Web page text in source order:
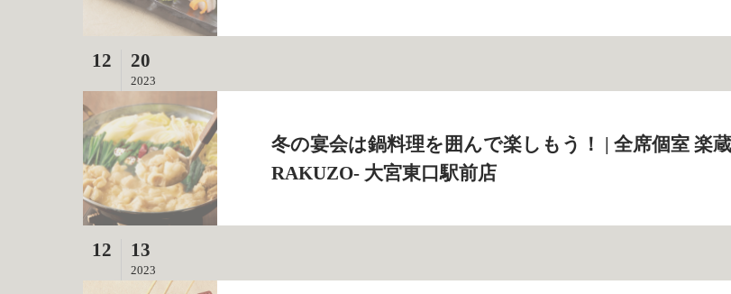
12 20
2023
冬の宴会は鍋料理を囲んで楽しもう！ | 全席個室 楽
RAKUZO‐ 大宮東口駅前店
12 13
2023